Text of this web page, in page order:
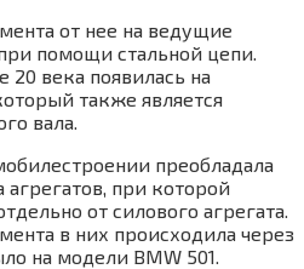
от нее на ведущие
помощи стальной цепи.
20 века появилась на
также является
вала.
преобладала
при которой
от силового агрегата.
в них происходила через
на модели BMW 501.